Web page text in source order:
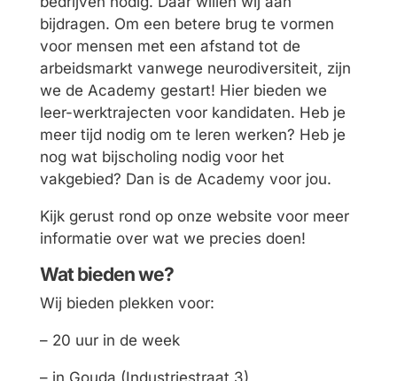
bijdragen. Om een betere brug te vormen
voor mensen met een afstand tot de
arbeidsmarkt vanwege neurodiversiteit, zijn
we de Academy gestart! Hier bieden we
leer-werktrajecten voor kandidaten. Heb je
meer tijd nodig om te leren werken? Heb je
nog wat bijscholing nodig voor het
vakgebied? Dan is de Academy voor jou.
Kijk gerust rond op onze website voor meer
informatie over wat we precies doen!
Wat bieden we?
Wij bieden plekken voor:
– 20 uur in de week
– in Gouda (Industriestraat 3)